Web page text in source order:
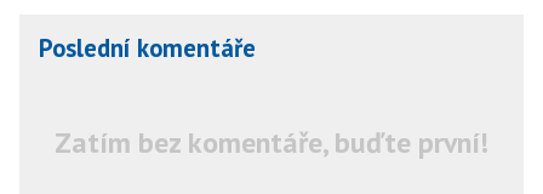
Poslední komentáře
Zatím bez komentáře, buďte první!